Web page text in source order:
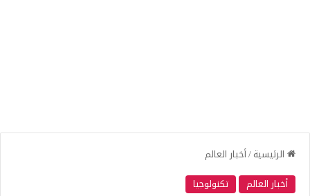
الرئيسية/أخبار العالم
أخبار العالم
تكنولوجيا